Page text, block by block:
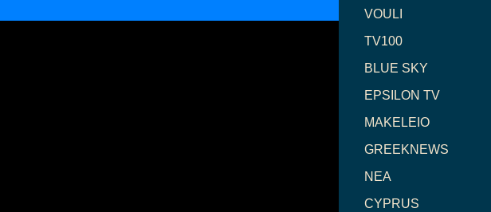
VOULI
TV100
BLUE SKY
EPSILON TV
MAKELEIO
GREEKNEWS
NEA
CYPRUS